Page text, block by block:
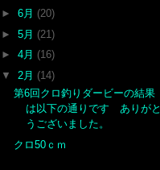
► 6月 (20)
► 5月 (21)
► 4月 (16)
▼ 2月 (14)
第6回クロ釣りダービーの結果
は以下の通りです ありがと
うございました。
クロ50ｃｍ